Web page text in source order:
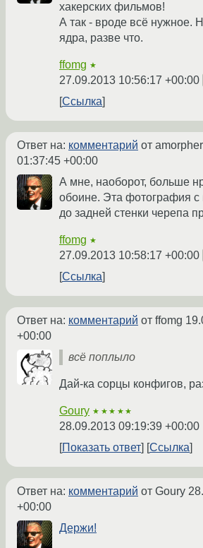
хакерских фильмов!
А так - вроде всё нужное.
ядра, разве что.
ffomg ★
27.09.2013 10:56:17 +00:00
Ссылка
Ответ на: комментарий от amorpher
01:37:45 +00:00
А мне, наоборот, больше
обоине. Эта фотография с
до задней стенки черепа
ffomg ★
27.09.2013 10:58:17 +00:00
Ссылка
Ответ на: комментарий от ffomg
+00:00
всё поплыло
Дай-ка сорцы конфигов,
Goury ★★★★★
28.09.2013 09:19:39 +00:00
Показать ответ
Ссылка
Ответ на: комментарий от Goury
+00:00
Держи!